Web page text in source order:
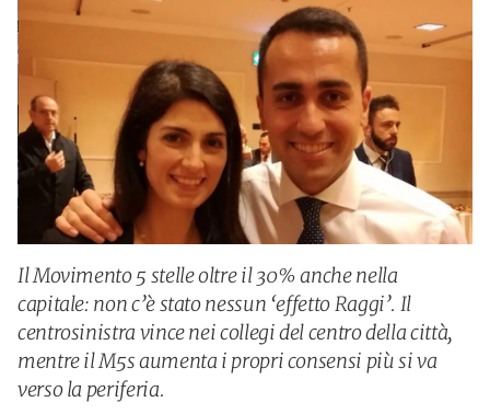
Il Movimento 5 stelle oltre il 30% anche nella
capitale: non c’è stato nessun ‘effetto Raggi’. Il
centrosinistra vince nei collegi del centro della città,
mentre il M5s aumenta i propri consensi più si va
verso la periferia.